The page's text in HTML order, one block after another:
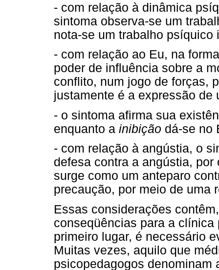
- com relação à dinâmica
sintoma observa-se um
nota-se um trabalho psíquico
- com relação ao Eu, na
poder de influência sobre a
conflito, num jogo de forças,
justamente é a expressão
- o sintoma afirma sua
enquanto a inibição dá-se no
- com relação à angústia, o
defesa contra a angústia,
surge como um anteparo
precaução, por meio de uma
Essas considerações
conseqüências para a
primeiro lugar, é necessário
Muitas vezes, aquilo que
psicopedagogos denominam